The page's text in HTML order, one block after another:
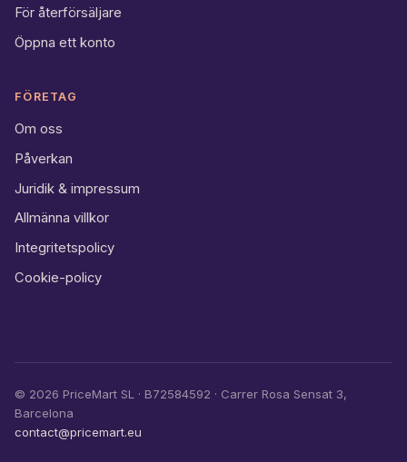
För återförsäljare
Öppna ett konto
FÖRETAG
Om oss
Påverkan
Juridik & impressum
Allmänna villkor
Integritetspolicy
Cookie-policy
© 2026 PriceMart SL · B72584592 · Carrer Rosa Sensat 3,
Barcelona
contact@pricemart.eu